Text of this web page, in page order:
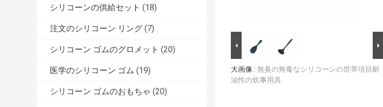
シリコーンの供給セット (18)
注文のシリコーン リング (7)
シリコーン ゴムのグロメット (20)
医学のシリコーン ゴム (19)
シリコーン ゴムのおもちゃ (20)
大画像 : 無臭の無毒なシリコーンの世帯項目耐
油性の炊事用具